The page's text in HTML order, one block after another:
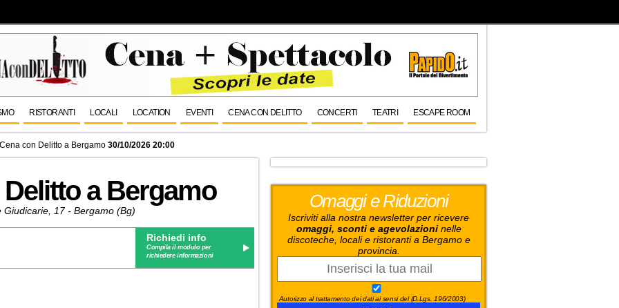
RISTORANTI LOCALI LOCATION EVENTI CENA CON DELITTO CONCERTI TEATRI ESCAPE ROOM
con Delitto a Bergamo 30/10/2026 20:00
a Bergamo
Giudicarie, 17 - Bergamo (Bg)
Richiedi info
Compila il modulo per
richiedere informazioni
Omaggi e Riduzioni
Iscriviti alla nostra newsletter per ricevere
omaggi, sconti e agevolazioninelle
discoteche, locali e ristoranti a Bergamo e
provincia.
Autorizzo al trattamento dei dati ai sensi del (D.Lgs. 196/2003)